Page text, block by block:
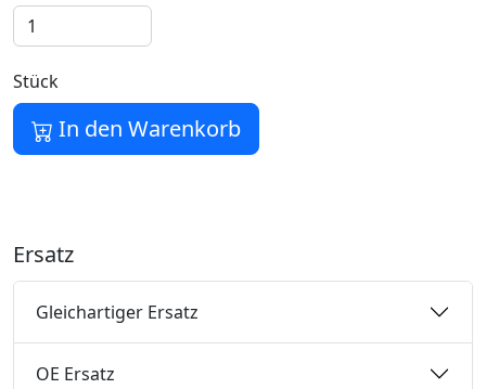
Stück
In den Warenkorb
Ersatz
Gleichartiger Ersatz
OE Ersatz